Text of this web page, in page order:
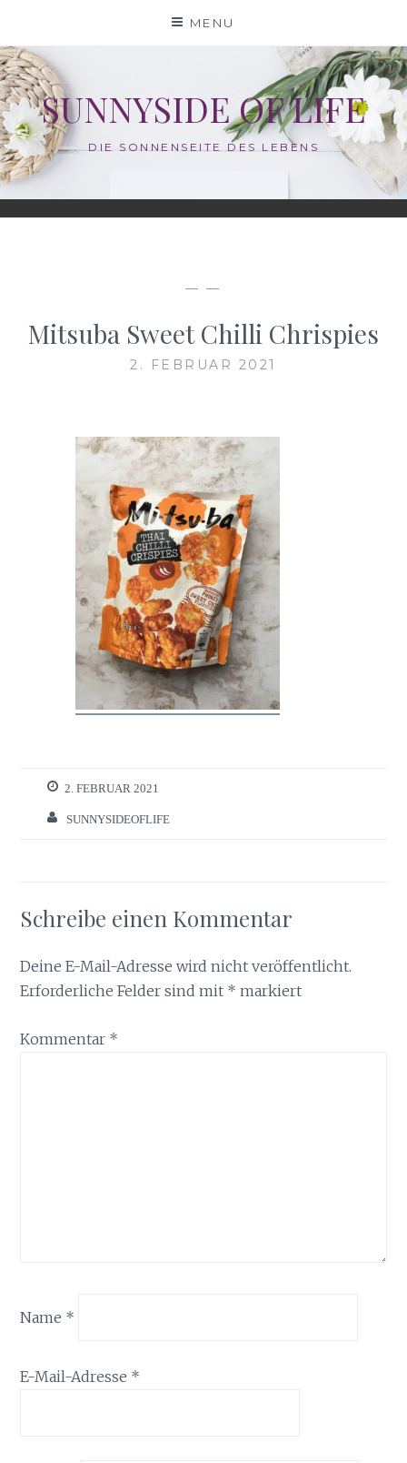
content
MENU
SUNNYSIDE OF LIFE
DIE SONNENSEITE DES LEBENS
— —
Mitsuba Sweet Chilli Chrispies
2. FEBRUAR 2021
2. FEBRUAR 2021
SUNNYSIDEOFLIFE
Schreibe einen Kommentar
Deine E-Mail-Adresse wird nicht veröffentlicht.
Erforderliche Felder sind mit * markiert
Kommentar *
Name *
E-Mail-Adresse *